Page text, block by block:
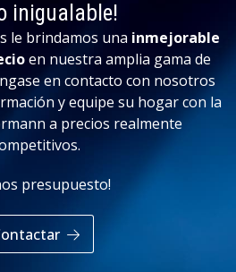
inigualable!
le brindamos una inmejorable
en nuestra amplia gama de
en contacto con nosotros
y equipe su hogar con la
a precios realmente
presupuesto!